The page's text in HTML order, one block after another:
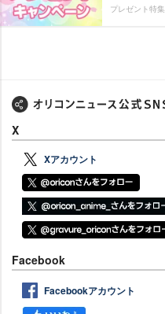
プレゼント特集
X
Xアカウント
Facebook
Facebookアカウント